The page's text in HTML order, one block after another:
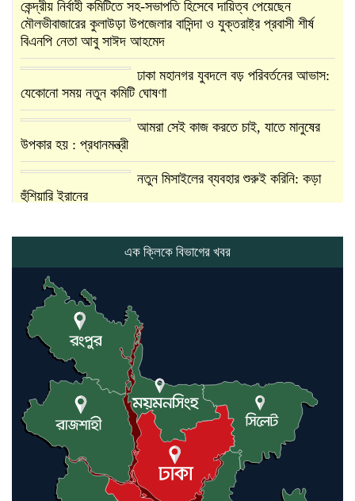
কেন্দ্রীয় নির্বাহী কমিটিতে সহ-সভাপতি হিসেবে দায়িত্ব পেয়েছেন
মৌলভীবাজারের কুলাউড়া উপজেলার বাসিন্দা ও যুক্তরাষ্ট্র প্রবাসী শীর্ষ
বিএনপি নেতা আবু সাঈদ আহমেদ
ঢাকা মহানগর যুবদলে বড় পরিবর্তনের আভাস:
যেকোনো সময় নতুন কমিটি ঘোষণা
আমরা সেই কাজ করতে চাই, যাতে মানুষের
উপকার হয় : প্রধানমন্ত্রী
নতুন মিসাইলের ব্যবহার শুরুই করিনি: কড়া
হুঁশিয়ারি ইরানের
সবার জন্য উন্মুক্ত: আরাকচি
ইরানে কঠোর হামলা অব্যাহত রাখতে ট্রাম্পকে
আহ্বান সৌদি আরবের
ইরাকসহ মধ্যপ্রাচ্যে ২৪ হামলা চালাল
ইরানপন্থি গোষ্ঠী
হরমুজ প্রণালী সুরক্ষায় মিত্ররা সাহায্য না
করলে ন্যাটোর ভবিষ্যৎ খারাপ হবে: ট্রাম্প
এক ক্লিকে বিভাগের খবর